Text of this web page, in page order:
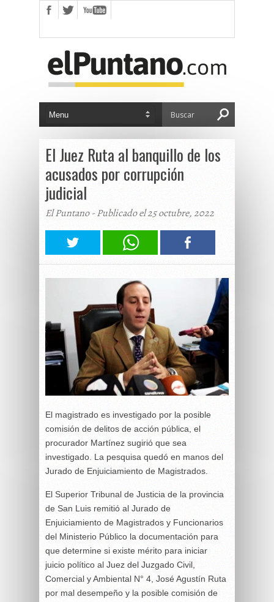
El Juez Ruta al banquillo de los
acusados por corrupción
judicial
El Puntano - Publicado el 25 octubre, 2022
El magistrado es investigado por la posible
comisión de delitos de acción pública, el
procurador Martínez sugirió que sea
investigado. La pesquisa quedó en manos del
Jurado de Enjuiciamiento de Magistrados.
El Superior Tribunal de Justicia de la provincia
de San Luis remitió al Jurado de
Enjuiciamiento de Magistrados y Funcionarios
del Ministerio Público la documentación para
que determine si existe mérito para iniciar
juicio político al Juez del Juzgado Civil,
Comercial y Ambiental N° 4, José Agustín Ruta
por mal desempeño y la posible comisión de